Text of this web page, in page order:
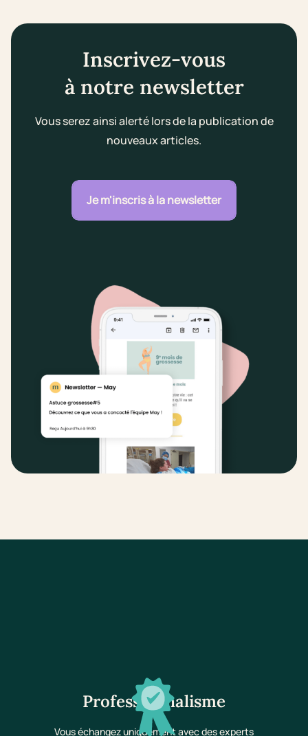
Inscrivez-vous
à notre newsletter
Vous serez ainsi alerté lors de la publication de
nouveaux articles.
Je m'inscris à la newsletter
Professionnalisme
Vous échangez uniquement avec des experts